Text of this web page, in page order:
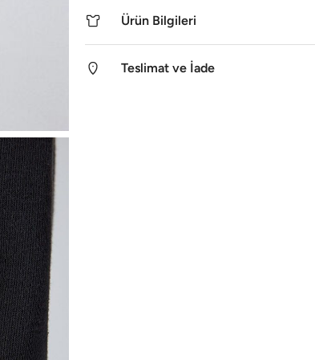
Ürün Bilgileri
Teslimat ve İade